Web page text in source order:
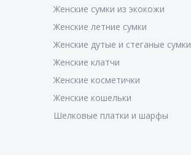
Женские сумки из экокожи
Женские летние сумки
Женские дутые и стеганые сумки
Женские клатчи
Женские косметички
Женские кошельки
Шелковые платки и шарфы